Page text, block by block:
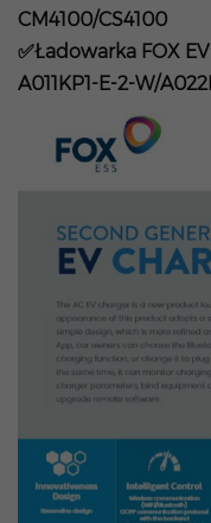
CM4100/CS4100
✅Ładowarka FOX EV
A011KP1-E-2-W/